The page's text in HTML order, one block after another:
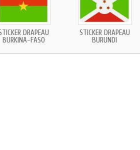
DRAPEAU
BURKINA-FASO
STICKER DRAPEAU
BURUNDI